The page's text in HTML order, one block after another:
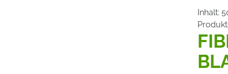
Inhalt: